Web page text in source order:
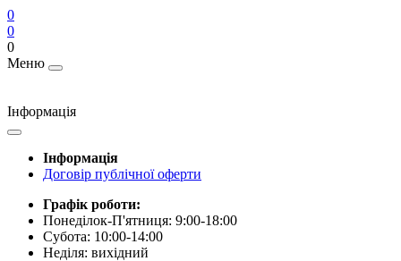
0
0
0
Меню
Інформація
Інформація
Договір публічної оферти
Графік роботи:
Понеділок-П'ятниця: 9:00-18:00
Субота: 10:00-14:00
Неділя: вихідний